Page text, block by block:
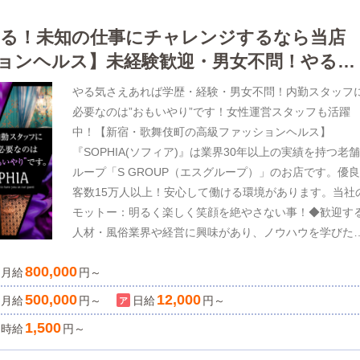
！未知の仕事にチャレンジするなら当店
ンヘルス】未経験歓迎・男女不問！やる気
す。異業種からの転職歓迎！20歳～40代活
やる気さえあれば学歴・経験・男女不問！内勤スタッフ
必要なのは”おもいやり”です！女性運営スタッフも活躍
中！【新宿・歌舞伎町の高級ファッションヘルス】
『SOPHIA(ソフィア)』は業界30年以上の実績を持つ老
ループ「S GROUP（エスグループ）」のお店です。優
客数15万人以上！安心して働ける環境があります。当社
モットー：明るく楽しく笑顔を絶やさない事！◆歓迎す
人材・風俗業界や経営に興味があり、ノウハウを学びた
証(住民票・マイナンバーカード・パスポート・免許証な
ど)をお持ちの方実際に当店で働いているのは、異業種か
転職してきた方（この業界が未経験の方）がほとんどで
す。◆当店について各線新宿駅・西武新宿駅からアクセ
が良く、歌舞伎町の中にありながら隠れ家的な存在の高
月給800,000円～
月給500,000円～ 日給 12,000円～
時給 1,500円～